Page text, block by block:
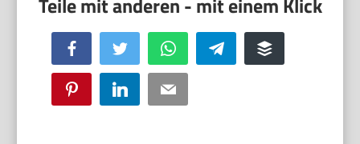
Facebook Twitter WhatsApp Telegram Buffer
Pinterest LinkedIn Email